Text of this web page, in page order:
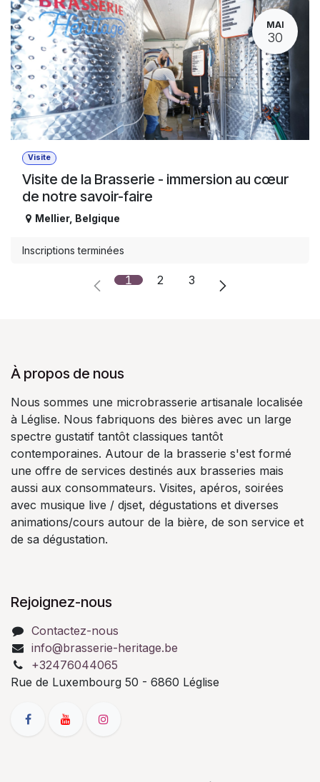
MAI
30
Visite
Visite de la Brasserie - immersion au cœur
de notre savoir-faire
Mellier, Belgique
Inscriptions terminées
1 2 3
À propos de nous
Nous sommes une microbrasserie artisanale localisée
à Léglise. Nous fabriquons des bières avec un large
spectre gustatif tantôt classiques tantôt
contemporaines. Autour de la brasserie s'est formé
une offre de services destinés aux brasseries mais
aussi aux consommateurs. Visites, apéros, soirées
avec musique live / djset, dégustations et diverses
animations/cours autour de la bière, de son service et
de sa dégustation.
Rejoignez-nous
Contactez-nous
info@brasserie-heritage.be
+32476044065
Rue de Luxembourg 50 - 6860 Léglise